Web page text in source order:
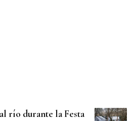
río durante la Festa